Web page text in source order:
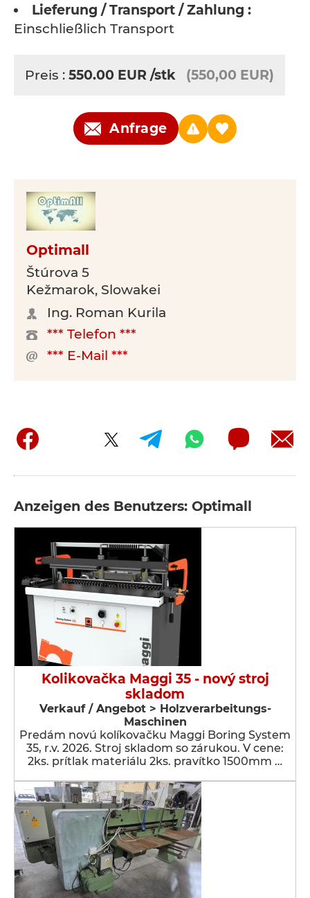
Lieferung / Transport / Zahlung :
Einschließlich Transport
Preis : 550.00 EUR /stk (550,00 EUR)
Anfrage
Optimall
Štúrova 5
Kežmarok, Slowakei
Ing. Roman Kurila
*** Telefon ***
*** E-Mail ***
Anzeigen des Benutzers: Optimall
Kolikovačka Maggi 35 - nový stroj
skladom
Verkauf / Angebot > Holzverarbeitungs-
Maschinen
Predám novú kolíkovačku Maggi Boring System
35, r.v. 2026. Stroj skladom so zárukou. V cene:
2ks. prítlak materiálu 2ks. pravítko 1500mm …